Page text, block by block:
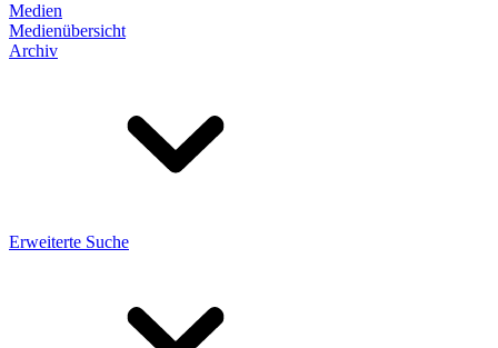
Medien
Medienübersicht
Archiv
Erweiterte Suche